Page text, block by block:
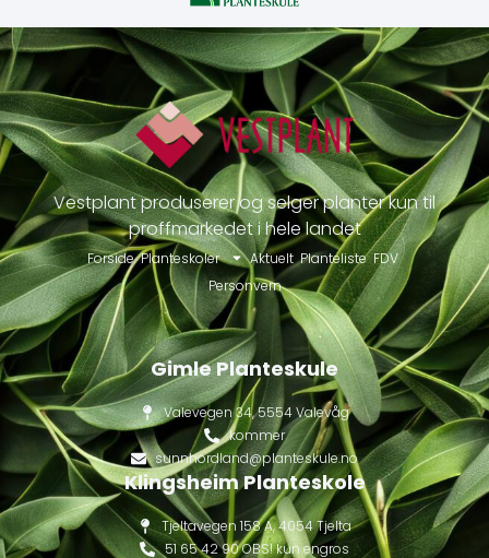
Vestplant produserer og selger planter kun til
proffmarkedet i hele landet
Forside Planteskoler Aktuelt Planteliste FDV
Personvern
Gimle Planteskule
Valevegen 34, 5554 Valevåg
kommer
sunnhordland@planteskule.no
Klingsheim Planteskole
Tjeltavegen 158 A, 4054 Tjelta
51 65 42 90 OBS! kun engros